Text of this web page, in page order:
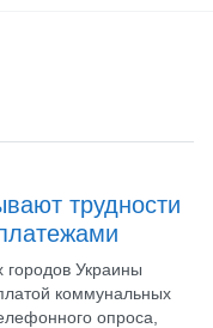
трудности
городов Украины
коммунальных
опроса,